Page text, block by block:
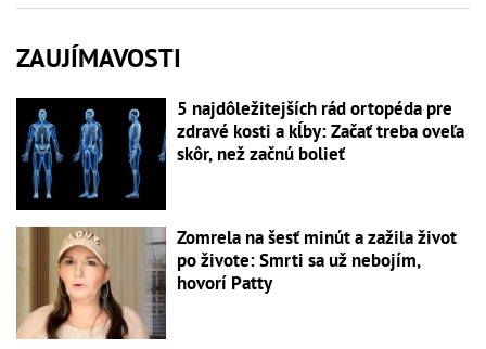
ZAUJÍMAVOSTI
5 najdôležitejších rád ortopéda pre
zdravé kosti a kĺby: Začať treba oveľa
skôr, než začnú bolieť
Zomrela na šesť minút a zažila život
po živote: Smrti sa už nebojím,
hovorí Patty